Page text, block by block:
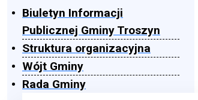
Biuletyn Informacji
Publicznej Gminy Troszyn
Struktura organizacyjna
Wójt Gminy
Rada Gminy